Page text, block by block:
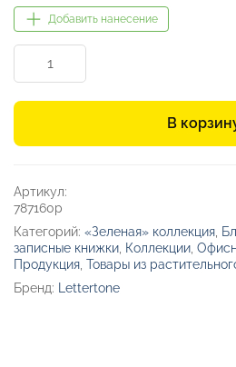
682,46₽.
Добавить нанесение
Количество
товара
Блокнот
из
крафта
бумаги
А5
«Fleekstone»
В
Артикул:
787160p
Категорий: «Зеленая» коллекция
записные книжки Коллекции
Продукция Товары из
Бренд:
Lettertone